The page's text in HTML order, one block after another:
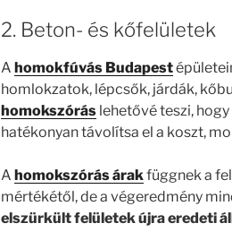
2. Beton- és kőfelületek
A homokfúvás Budapest
homlokzatok, lépcsők, járdák,
homokszórás lehetővé teszi,
hatékonyan távolítsa el a koszt,
A homokszórás árakfüggnek a
mértékétől, de a végeredmény
elszürkült felületek újra eredeti